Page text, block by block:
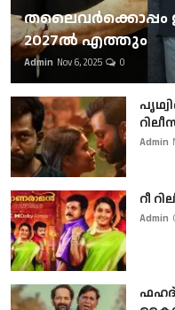
തലൈവര്‍ക്കൊപ്പം
2027ല്‍ എത്തും
Admin Nov 6, 2025 0
Admin
റീ
Admin